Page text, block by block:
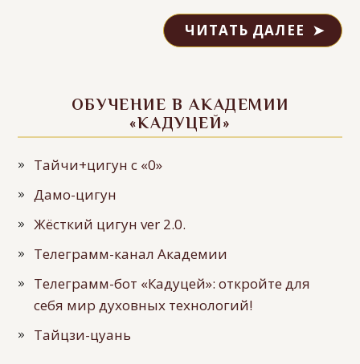
ЧИТАТЬ ДАЛЕЕ
ОБУЧЕНИЕ В АКАДЕМИИ
«КАДУЦЕЙ»
Тайчи+цигун с «0»
Дамо-цигун
Жёсткий цигун ver 2.0.
Телеграмм-канал Академии
Телеграмм-бот «Кадуцей»: откройте для
себя мир духовных технологий!
Тайцзи-цуань